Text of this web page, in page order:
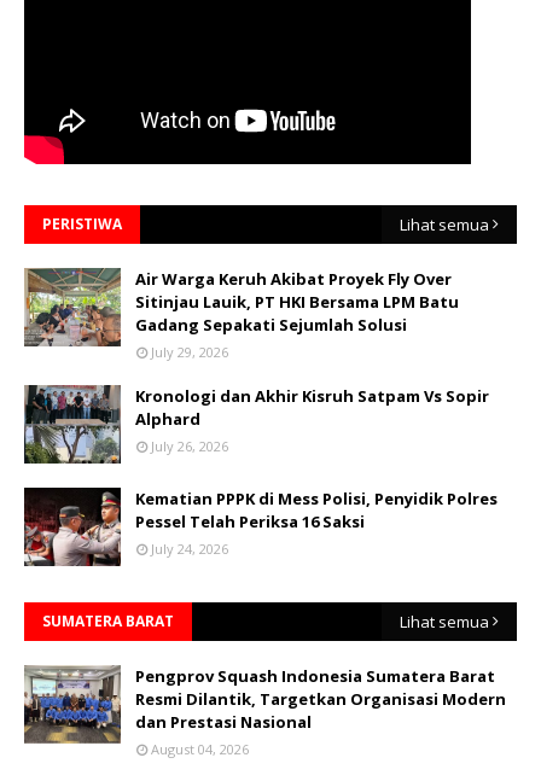
PERISTIWA Lihat semua
Air Warga Keruh Akibat Proyek Fly Over
Sitinjau Lauik, PT HKI Bersama LPM Batu
Gadang Sepakati Sejumlah Solusi
July 29, 2026
Kronologi dan Akhir Kisruh Satpam Vs Sopir
Alphard
July 26, 2026
Kematian PPPK di Mess Polisi, Penyidik Polres
Pessel Telah Periksa 16 Saksi
July 24, 2026
SUMATERA BARAT Lihat semua
Pengprov Squash Indonesia Sumatera Barat
Resmi Dilantik, Targetkan Organisasi Modern
dan Prestasi Nasional
August 04, 2026